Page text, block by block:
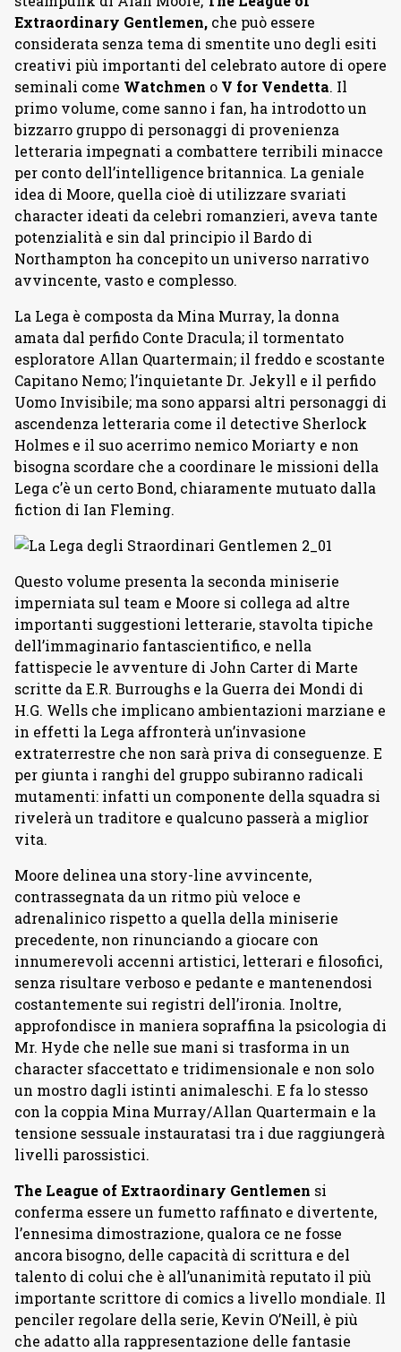
Extraordinary Gentlemen, che può essere
considerata senza tema di smentite uno degli esiti
creativi più importanti del celebrato autore di opere
seminali come Watchmen o V for Vendetta. Il
primo volume, come sanno i fan, ha introdotto un
bizzarro gruppo di personaggi di provenienza
letteraria impegnati a combattere terribili minacce
per conto dell’intelligence britannica. La geniale
idea di Moore, quella cioè di utilizzare svariati
character ideati da celebri romanzieri, aveva tante
potenzialità e sin dal principio il Bardo di
Northampton ha concepito un universo narrativo
avvincente, vasto e complesso.
La Lega è composta da Mina Murray, la donna
amata dal perfido Conte Dracula; il tormentato
esploratore Allan Quartermain; il freddo e scostante
Capitano Nemo; l’inquietante Dr. Jekyll e il perfido
Uomo Invisibile; ma sono apparsi altri personaggi di
ascendenza letteraria come il detective Sherlock
Holmes e il suo acerrimo nemico Moriarty e non
bisogna scordare che a coordinare le missioni della
Lega c’è un certo Bond, chiaramente mutuato dalla
fiction di Ian Fleming.
Questo volume presenta la seconda miniserie
imperniata sul team e Moore si collega ad altre
importanti suggestioni letterarie, stavolta tipiche
dell’immaginario fantascientifico, e nella
fattispecie le avventure di John Carter di Marte
scritte da E.R. Burroughs e la Guerra dei Mondi di
H.G. Wells che implicano ambientazioni marziane e
in effetti la Lega affronterà un’invasione
extraterrestre che non sarà priva di conseguenze. E
per giunta i ranghi del gruppo subiranno radicali
mutamenti: infatti un componente della squadra si
rivelerà un traditore e qualcuno passerà a miglior
vita.
Moore delinea una story-line avvincente,
contrassegnata da un ritmo più veloce e
adrenalinico rispetto a quella della miniserie
precedente, non rinunciando a giocare con
innumerevoli accenni artistici, letterari e filosofici,
senza risultare verboso e pedante e mantenendosi
costantemente sui registri dell’ironia. Inoltre,
approfondisce in maniera sopraffina la psicologia di
Mr. Hyde che nelle sue mani si trasforma in un
character sfaccettato e tridimensionale e non solo
un mostro dagli istinti animaleschi. E fa lo stesso
con la coppia Mina Murray/Allan Quartermain e la
tensione sessuale instauratasi tra i due raggiungerà
livelli parossistici.
The League of Extraordinary Gentlemen si
conferma essere un fumetto raffinato e divertente,
l’ennesima dimostrazione, qualora ce ne fosse
ancora bisogno, delle capacità di scrittura e del
talento di colui che è all’unanimità reputato il più
importante scrittore di comics a livello mondiale. Il
penciler regolare della serie, Kevin O’Neill, è più
che adatto alla rappresentazione delle fantasie